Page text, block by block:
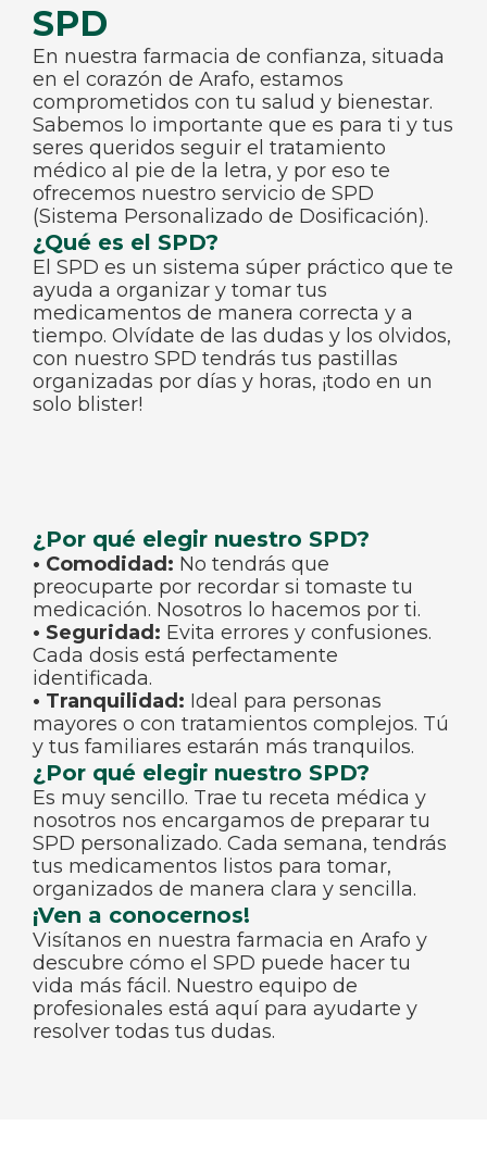
SPD
En nuestra farmacia de confianza, situada
en el corazón de Arafo, estamos
comprometidos con tu salud y bienestar.
Sabemos lo importante que es para ti y tus
seres queridos seguir el tratamiento
médico al pie de la letra, y por eso te
ofrecemos nuestro servicio de SPD
(Sistema Personalizado de Dosificación).
¿Qué es el SPD?
El SPD es un sistema súper práctico que te
ayuda a organizar y tomar tus
medicamentos de manera correcta y a
tiempo. Olvídate de las dudas y los olvidos,
con nuestro SPD tendrás tus pastillas
organizadas por días y horas, ¡todo en un
solo blister!
¿Por qué elegir nuestro SPD?
• Comodidad: No tendrás que
preocuparte por recordar si tomaste tu
medicación. Nosotros lo hacemos por ti.
• Seguridad: Evita errores y confusiones.
Cada dosis está perfectamente
identificada.
• Tranquilidad: Ideal para personas
mayores o con tratamientos complejos. Tú
y tus familiares estarán más tranquilos.
¿Por qué elegir nuestro SPD?
Es muy sencillo. Trae tu receta médica y
nosotros nos encargamos de preparar tu
SPD personalizado. Cada semana, tendrás
tus medicamentos listos para tomar,
organizados de manera clara y sencilla.
¡Ven a conocernos!
Visítanos en nuestra farmacia en Arafo y
descubre cómo el SPD puede hacer tu
vida más fácil. Nuestro equipo de
profesionales está aquí para ayudarte y
resolver todas tus dudas.